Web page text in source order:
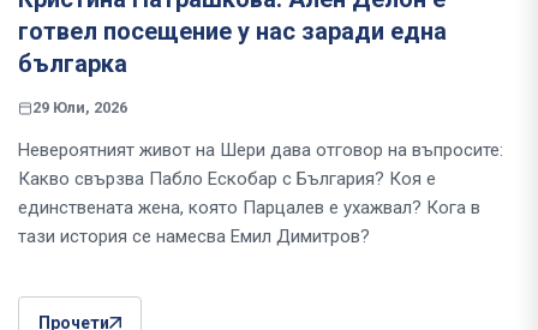
готвел посещение у нас заради една
българка
29 Юли, 2026
Невероятният живот на Шери дава отговор на въпросите:
Какво свързва Пабло Ескобар с България? Коя е
единствената жена, която Парцалев е ухажвал? Кога в
тази история се намесва Емил Димитров?
Прочети